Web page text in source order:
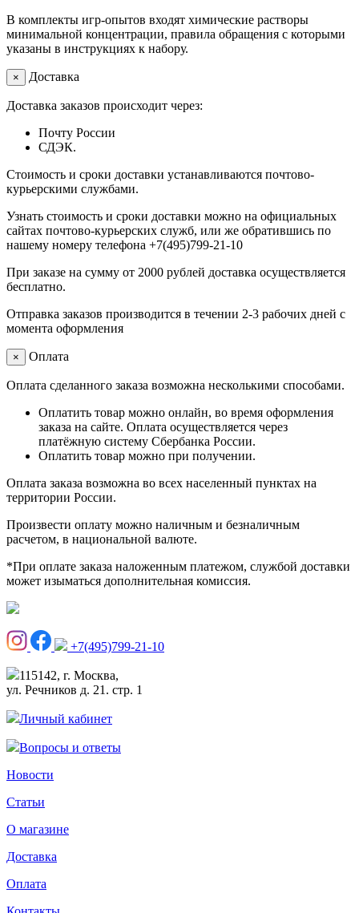
В комплекты игр-опытов входят химические растворы
минимальной концентрации, правила обращения с которыми
указаны в инструкциях к набору.
× Доставка
Доставка заказов происходит через:
Почту России
СДЭК.
Стоимость и сроки доставки устанавливаются почтово-
курьерскими службами.
Узнать стоимость и сроки доставки можно на официальных
сайтах почтово-курьерских служб, или же обратившись по
нашему номеру телефона +7(495)799-21-10
При заказе на сумму от 2000 рублей доставка осуществляется
бесплатно.
Отправка заказов производится в течении 2-3 рабочих дней с
момента оформления
× Оплата
Оплата сделанного заказа возможна несколькими способами.
Оплатить товар можно онлайн, во время оформления
заказа на сайте. Оплата осуществляется через
платёжную систему Сбербанка России.
Оплатить товар можно при получении.
Оплата заказа возможна во всех населенный пунктах на
территории России.
Произвести оплату можно наличным и безналичным
расчетом, в национальной валюте.
*При оплате заказа наложенным платежом, службой доставки
может изыматься дополнительная комиссия.
+7(495)799-21-10
115142, г. Москва,
ул. Речников д. 21. стр. 1
Личный кабинет
Вопросы и ответы
Новости
Статьи
О магазине
Доставка
Оплата